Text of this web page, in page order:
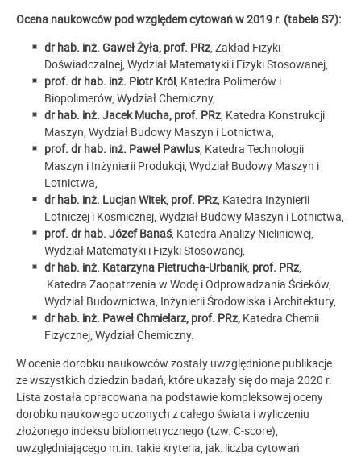
Ocena naukowców pod względem cytowań w 2019 r. (tabela S7):
dr hab. inż. Gaweł Żyła, prof. PRz, Zakład Fizyki
Doświadczalnej, Wydział Matematyki i Fizyki Stosowanej,
prof. dr hab. inż. Piotr Król, Katedra Polimerów i
Biopolimerów, Wydział Chemiczny,
dr hab. inż. Jacek Mucha, prof. PRz, Katedra Konstrukcji
Maszyn, Wydział Budowy Maszyn i Lotnictwa,
prof. dr hab. inż. Paweł Pawlus, Katedra Technologii
Maszyn i Inżynierii Produkcji, Wydział Budowy Maszyn i
Lotnictwa,
dr hab. inż. Lucjan Witek, prof. PRz, Katedra Inżynierii
Lotniczej i Kosmicznej, Wydział Budowy Maszyn i Lotnictwa,
prof. dr hab. Józef Banaś, Katedra Analizy Nieliniowej,
Wydział Matematyki i Fizyki Stosowanej,
dr hab. inż. Katarzyna Pietrucha-Urbanik, prof. PRz,
Katedra Zaopatrzenia w Wodę i Odprowadzania Ścieków,
Wydział Budownictwa, Inżynierii Środowiska i Architektury,
dr hab. inż. Paweł Chmielarz, prof. PRz, Katedra Chemii
Fizycznej, Wydział Chemiczny.
W ocenie dorobku naukowców zostały uwzględnione publikacje
ze wszystkich dziedzin badań, które ukazały się do maja 2020 r.
Lista została opracowana na podstawie kompleksowej oceny
dorobku naukowego uczonych z całego świata i wyliczeniu
złożonego indeksu bibliometrycznego (tzw. C-score),
uwzględniającego m.in. takie kryteria, jak: liczba cytowań